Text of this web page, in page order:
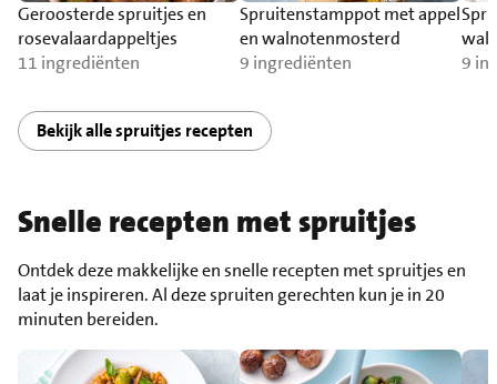
Geroosterde spruitjes en
rosevalaardappeltjes
11 ingrediënten
Spruitenstamppot met appel
en walnotenmosterd
9 ingrediënten
9
Bekijk alle spruitjes recepten
Snelle recepten met spruitjes
Ontdek deze makkelijke en snelle recepten met spruitjes en
laat je inspireren. Al deze spruiten gerechten kun je in 20
minuten bereiden.